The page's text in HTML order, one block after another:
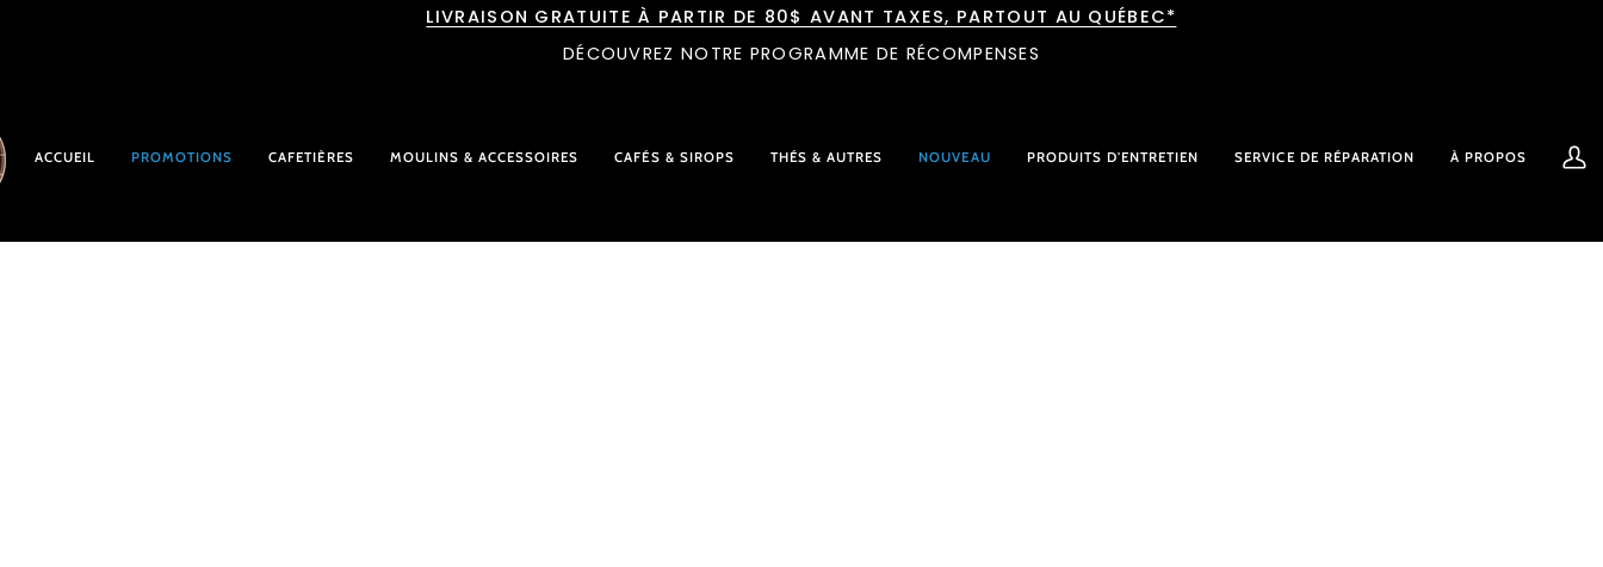
LIVRAISON GRATUITE À PARTIR DE 80$ AVANT TAXES, PARTOUT AU QUÉBEC*
DÉCOUVREZ NOTRE PROGRAMME DE RÉCOMPENSES
ACCUEIL PROMOTIONS CAFETIÈRES MOULINS & ACCESSOIRES CAFÉS & SIROPS THÉS & AUTRES NOUVEAU PRODUITS D'ENTRETIEN SERVICE DE RÉPARATION À PROPOS
Mon